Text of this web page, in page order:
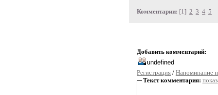
Комментарии: [1] 2 3 4 5
Добавить комментарий:
Регистрация / Напоминание
Текст комментария: